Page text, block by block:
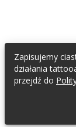
Zapisujemy
działania
przejdź do